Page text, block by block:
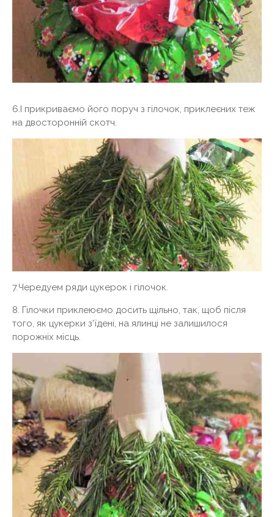
6.І прикриваємо його поруч з гілочок, приклеєних теж
на двосторонній скотч.
7.Чередуем ряди цукерок і гілочок.
8. Гілочки приклеюємо досить щільно, так, щоб після
того, як цукерки з'їдені, на ялинці не залишилося
порожніх місць.